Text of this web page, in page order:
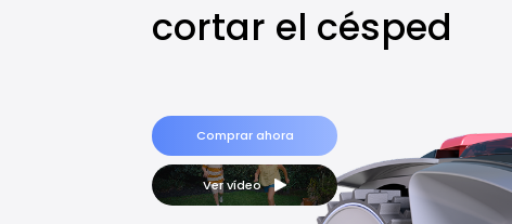
cortar el césped
Comprar ahora
Ver vídeo